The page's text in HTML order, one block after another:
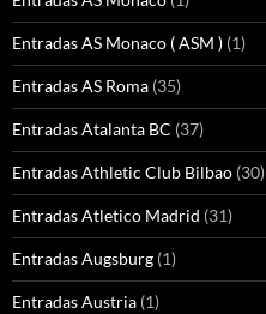
Entradas AS Monaco ( ASM ) (1)
Entradas AS Roma (35)
Entradas Atalanta BC (37)
Entradas Athletic Club Bilbao (30)
Entradas Atletico Madrid (31)
Entradas Augsburg (1)
Entradas Austria (1)